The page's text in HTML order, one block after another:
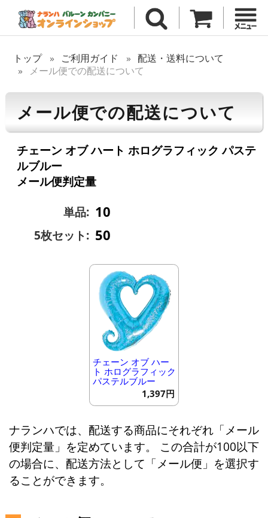
トップ ご利用ガイド
配送・送料について
メール便での配送について
メール便での配送について
チェーン オブ ハート ホログラフィック パステ
ルブルー
メール便判定量
単品: 10
5枚セット: 50
チェーン オブ ハー
ト ホログラフィック
パステルブルー
1,397円
ナランハでは、配送する商品にそれぞれ「メール
便判定量」を定めています。 この合計が100以下
の場合に、配送方法として「メール便」を選択す
ることができます。